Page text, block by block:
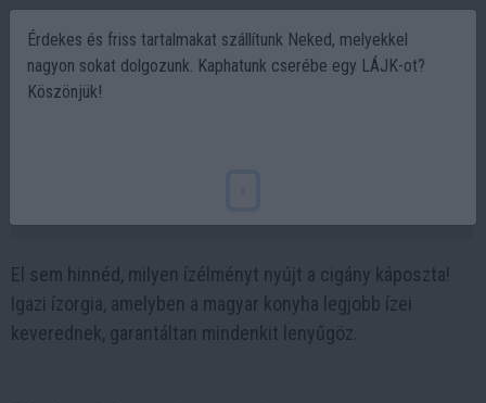
El sem hinnéd, milyen ízélményt nyújt a cigány káposzta!
Igazi ízorgia, amelyben a magyar konyha legjobb ízei
keverednek, garantáltan mindenkit lenyűgöz.
Érdekes és friss tartalmakat szállítunk Neked, melyekkel
nagyon sokat dolgozunk. Kaphatunk cserébe egy LÁJK-ot?
Köszönjük!